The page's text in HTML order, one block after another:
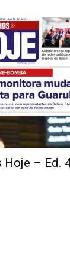
Hoje – Ed.